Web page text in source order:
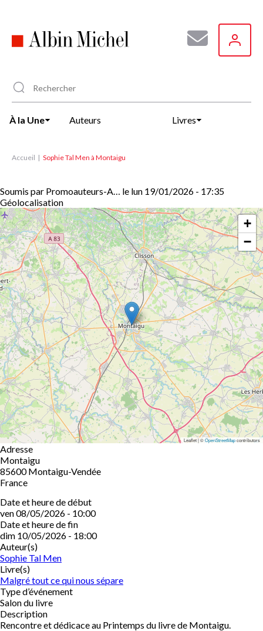
principal
À la Une Auteurs Livres
Accueil Sophie Tal Men à Montaigu
Soumis par Promoauteurs-A… le lun 19/01/2026 - 17:35
Géolocalisation
+
−
Leaflet | ©OpenStreetMapcontributors
Adresse
Montaigu
85600 Montaigu-Vendée
France
Date et heure de début
ven 08/05/2026 - 10:00
Date et heure de fin
dim 10/05/2026 - 18:00
Auteur(s)
Sophie Tal Men
Livre(s)
Malgré tout ce qui nous sépare
Type d’événement
Salon du livre
Description
Rencontre et dédicace au Printemps du livre de Montaigu.